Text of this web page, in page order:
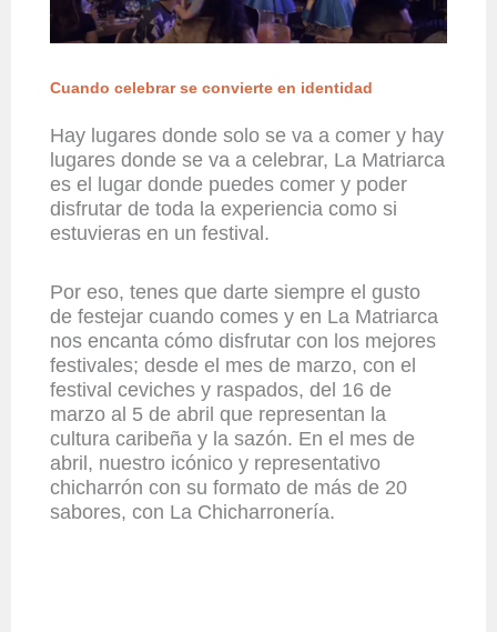
Cuando celebrar se convierte en identidad
Hay lugares donde solo se va a comer y hay
lugares donde se va a celebrar, La Matriarca
es el lugar donde puedes comer y poder
disfrutar de toda la experiencia como si
estuvieras en un festival.
Por eso, tenes que darte siempre el gusto
de festejar cuando comes y en La Matriarca
nos encanta cómo disfrutar con los mejores
festivales; desde el mes de marzo, con el
festival ceviches y raspados, del 16 de
marzo al 5 de abril que representan la
cultura caribeña y la sazón. En el mes de
abril, nuestro icónico y representativo
chicharrón con su formato de más de 20
sabores, con La Chicharronería.